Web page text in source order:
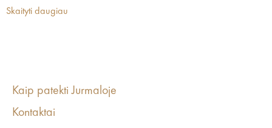
Skaityti daugiau
Kaip patekti Jurmaloje
Kontaktai